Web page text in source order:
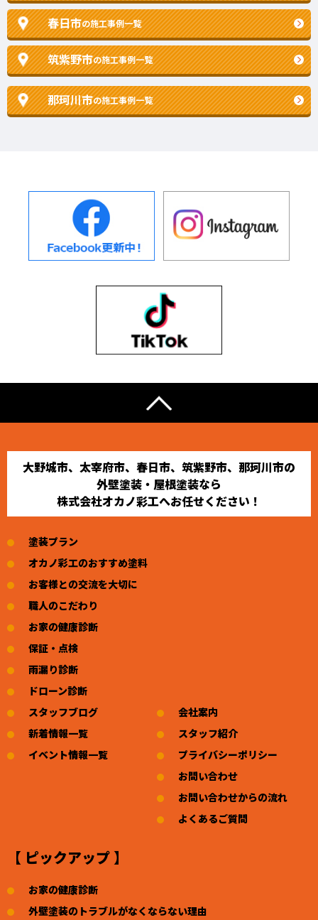
春日市の施工事例一覧
筑紫野市の施工事例一覧
那珂川市の施工事例一覧
大野城市、太宰府市、春日市、筑紫野市、那珂川市の
外壁塗装・屋根塗装なら
株式会社オカノ彩工へお任せください！
塗装プラン
オカノ彩工のおすすめ塗料
お客様との交流を大切に
職人のこだわり
お家の健康診断
保証・点検
雨漏り診断
ドローン診断
スタッフブログ
新着情報一覧
イベント情報一覧
会社案内
スタッフ紹介
プライバシーポリシー
お問い合わせ
お問い合わせからの流れ
よくあるご質問
【 ピックアップ 】
お家の健康診断
外壁塗装のトラブルがなくならない理由